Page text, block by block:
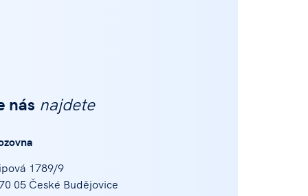
nás najdete
1789/9
05 České Budějovice